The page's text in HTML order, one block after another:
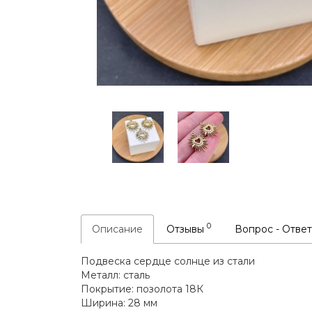
Описание Отзывы 0 Вопрос -
Подвеска сердце солнце из стали
Металл: сталь
Покрытие: позолота 18К
Ширина: 28 мм